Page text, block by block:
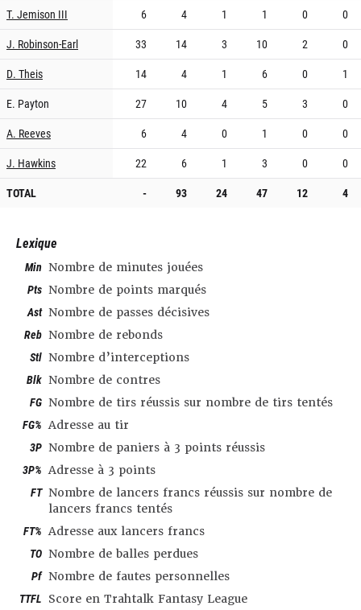
T. Jemison III
6 4 1 1 0
0
J. Robinson-Earl
33 14 3 10 2
0
D. Theis
14 4 1 6 0
1
E. Payton
27 10 4 5 3
0
A. Reeves
6 4 0 1 0
0
J. Hawkins
22 6 1 3 0
0
TOTAL
- 93 24 47 12 4
Lexique
Min Nombre de minutes jouées
Pts Nombre de points marqués
Ast Nombre de passes décisives
Reb Nombre de rebonds
Stl Nombre d’interceptions
Blk Nombre de contres
FG Nombre de tirs réussis sur nombre de tirs tentés
FG% Adresse au tir
3P Nombre de paniers à 3 points réussis
3P% Adresse à 3 points
FT Nombre de lancers francs réussis sur nombre de
lancers francs tentés
FT% Adresse aux lancers francs
TO Nombre de balles perdues
Pf Nombre de fautes personnelles
TTFL Score en Trahtalk Fantasy League